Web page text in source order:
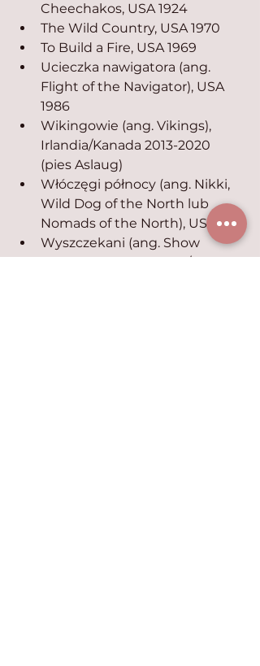
Cheechakos, USA 1924
The Wild Country, USA 1970
To Build a Fire, USA 1969
Ucieczka nawigatora (ang.
Flight of the Navigator), USA
1986
Wikingowie (ang. Vikings),
Irlandia/Kanada 2013-2020
(pies Aslaug)
Włóczęgi północy (ang. Nikki,
Wild Dog of the North lub
Nomads of the North), USA 1961
Wyszczekani (ang. Show
Dogs), Wielka Brytania/USA